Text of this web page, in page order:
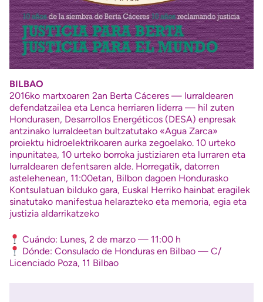
BILBAO
2016ko martxoaren 2an Berta Cáceres — lurraldearen
defendatzailea eta Lenca herriaren liderra — hil zuten
Hondurasen, Desarrollos Energéticos (DESA) enpresak
antzinako lurraldeetan bultzatutako «Agua Zarca»
proiektu hidroelektrikoaren aurka zegoelako. 10 urteko
inpunitatea, 10 urteko borroka justiziaren eta lurraren eta
lurraldearen defentsaren alde. Horregatik, datorren
astelehenean, 11:00etan, Bilbon dagoen Hondurasko
Kontsulatuan bilduko gara, Euskal Herriko hainbat eragilek
sinatutako manifestua helarazteko eta memoria, egia eta
justizia aldarrikatzeko
Cuándo: Lunes, 2 de marzo — 11:00 h
Dónde: Consulado de Honduras en Bilbao — C/
Licenciado Poza, 11 Bilbao